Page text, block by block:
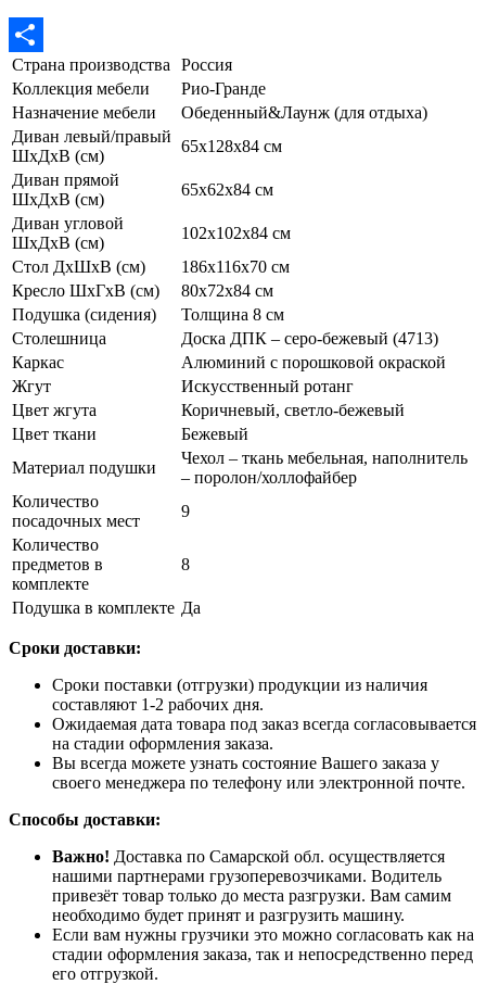
Отправить
Страна производства
Россия
Коллекция мебели
Рио-Гранде
Назначение мебели
Обеденный&Лаунж (для отдыха)
Диван левый/правый
ШхДхВ (см)
65х128х84 см
Диван прямой
ШхДхВ (см)
65х62х84 см
Диван угловой
ШхДхВ (см)
102х102х84 см
Стол ДхШхВ (см)
186х116х70 см
Кресло ШхГхВ (см)
80х72х84 см
Подушка (сидения)
Толщина 8 см
Столешница
Доска ДПК – серо-бежевый (4713)
Каркас
Алюминий с порошковой окраской
Жгут
Искусственный ротанг
Цвет жгута
Коричневый, светло-бежевый
Цвет ткани
Бежевый
Материал подушки
Чехол – ткань мебельная, наполнитель
– поролон/холлофайбер
Количество
посадочных мест
9
Количество
предметов в
комплекте
8
Подушка в комплекте Да
Сроки доставки:
Сроки поставки (отгрузки) продукции из наличия
составляют 1-2 рабочих дня.
Ожидаемая дата товара под заказ всегда согласовывается
на стадии оформления заказа.
Вы всегда можете узнать состояние Вашего заказа у
своего менеджера по телефону или электронной почте.
Способы доставки:
Важно! Доставка по Самарской обл. осуществляется
нашими партнерами грузоперевозчиками. Водитель
привезёт товар только до места разгрузки. Вам самим
необходимо будет принят и разгрузить машину.
Если вам нужны грузчики это можно согласовать как на
стадии оформления заказа, так и непосредственно перед
его отгрузкой.